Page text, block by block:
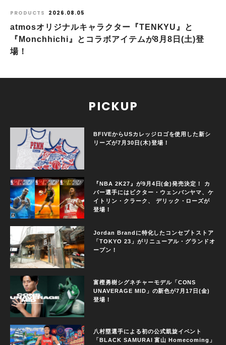
PRODUCTS 2026.08.05
atmosオリジナルキャラクター『TENKYU』と
『Monchhichi』とコラボアイテムが8月8日(土)登
場！
PICKUP
BFIVEからUSカレッジロゴを使用した新シ
リーズが7月30日(木)登場！
『NBA 2K27』が9月4日(金)発売決定！ カ
バー選手にはビクター・ウェンバンヤマ、ケ
イトリン・クラーク、 デリック・ローズが
登場！
Jordan Brandに特化したコンセプトストア
「TOKYO 23」がリニューアル・グランドオ
ープン！
富樫勇樹シグネチャーモデル「CONS
UNAVERAGE MID」の新色が7月17日(金)
登場！
八村塁選手による初の公式凱旋イベント
「BLACK SAMURAI 富山 Homecoming」